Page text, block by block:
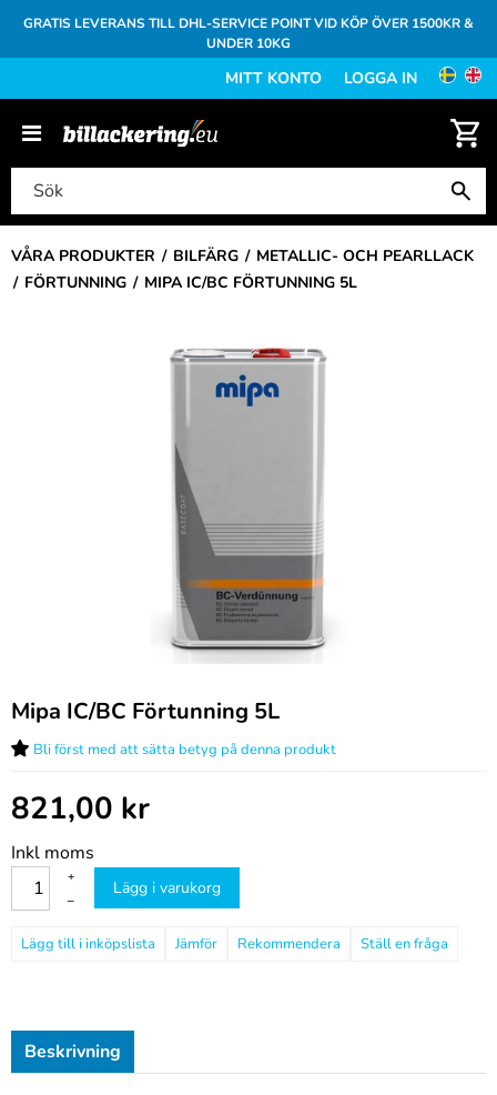
GRATIS LEVERANS TILL DHL-SERVICE POINT VID KÖP ÖVER 1500KR &
UNDER 10KG
MITT KONTO LOGGA IN
VÅRA PRODUKTER BILFÄRG
METALLIC- OCH PEARLLACK
FÖRTUNNING
MIPA IC/BC FÖRTUNNING 5L
Mipa IC/BC Förtunning 5L
Bli först med att sätta betyg på denna produkt
821,00 kr
Inkl moms
+
–
Lägg i varukorg
Jämför Rekommendera Ställ en fråga
Beskrivning